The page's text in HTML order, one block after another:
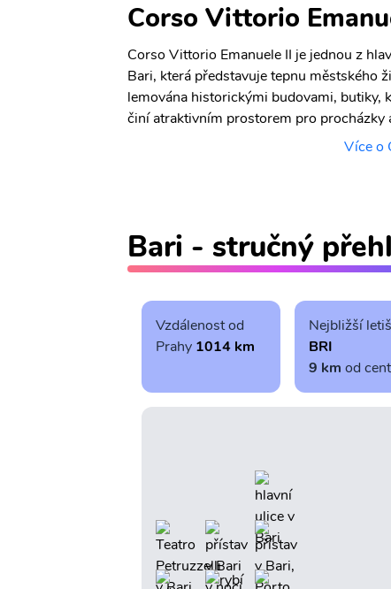
Corso Vittorio
Corso Vittorio Emanuele II je jednou z
Bari, která představuje tepnu městského
lemována historickými budovami, butiky,
činí atraktivním prostorem pro procházky
Více o
Bari - stručný
Vzdálenost od
Prahy 1014 km
Nejbližší
BRI
9 km od